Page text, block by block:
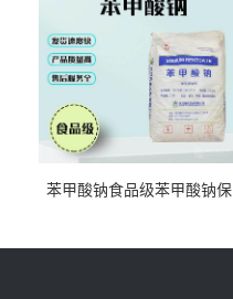
苯甲酸钠食品级苯甲酸钠保